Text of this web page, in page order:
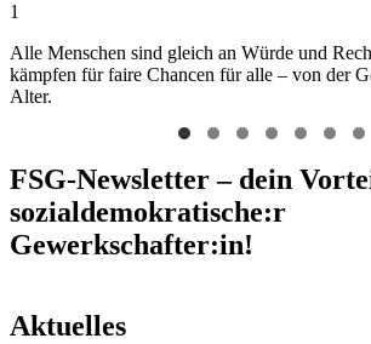
1
Alle Menschen sind gleich an Würde und
kämpfen für faire Chancen für alle – von der
Alter.
FSG-Newsletter – dein
sozialdemokratische:r
Gewerkschafter:in!
Aktuelles